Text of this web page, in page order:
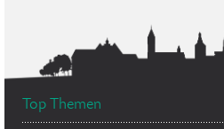
Top Themen